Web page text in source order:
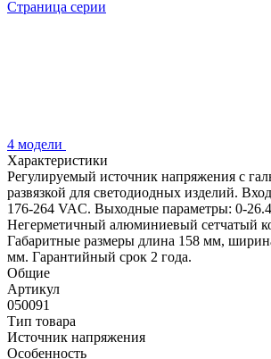
Страница серии
4 модели
Характеристики
Регулируемый источник напряжения с
развязкой для светодиодных изделий.
176-264 VAC. Выходные параметры: 0-
Негерметичный алюминиевый сетчатый
Габаритные размеры длина 158 мм,
мм. Гарантийный срок 2 года.
Общие
Артикул
050091
Тип товара
Источник напряжения
Особенность